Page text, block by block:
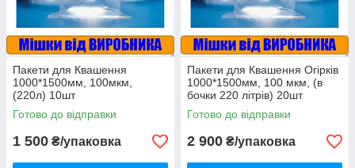
Пакети для Квашення
1000*1500мм, 100мкм,
(220л) 10шт
Готово до відправки
1 500 ₴/упаковка
Пакети для Квашення Огірків
1000*1500мм, 100 мкм, (в
бочки 220 літрів) 20шт
Готово до відправки
2 900 ₴/упаковка